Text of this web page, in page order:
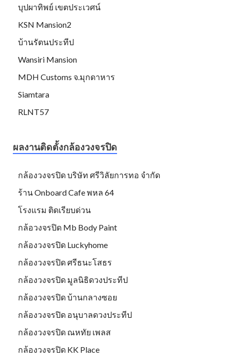
บุปผาทิพย์ เขตประเวศน์
KSN Mansion2
บ้านรัตนประทีป
Wansiri Mansion
MDH Customs จ.มุกดาหาร
Siamtara
RLNT57
ผลงานติดตั้งกล้องวงจรปิด
กล้องวงจรปิด บริษัท ศรีวิลัยการทอ จำกัด
ร้าน Onboard Cafe พหล 64
โรงแรม ติดเรียบด่วน
กล้อวงจรปิด Mb Body Paint
กล้องวงจรปิด Luckyhome
กล้องวงจรปิด ศรีธนะโสธร
กล้องวงจรปิด มูลนิธิดวงประทีป
กล้องวงจรปิด บ้านกลางซอย
กล้องวงจรปิด อนุบาลดวงประทีป
กล้องวงจรปิด ณหทัย เพลส
กล้องวงจรปิด KK Place